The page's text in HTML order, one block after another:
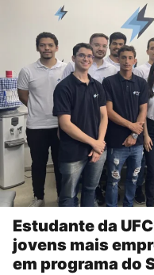
Estudante da
jovens mais
em programa do